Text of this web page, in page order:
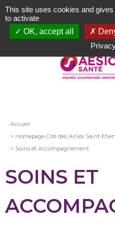
Aller
au
contenu
Fil
d'Ariane
Accueil
Homepage Cité des Ainés Saint-
Soins et Accompagnement
SOINS ET
This site uses cookies and
to activate
OK, accept all